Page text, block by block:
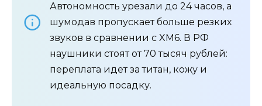
Автономность урезали до 24 часов, а
шумодав пропускает больше резких
звуков в сравнении с XM6. В РФ
наушники стоят от 70 тысяч рублей:
переплата идет за титан, кожу и
идеальную посадку.